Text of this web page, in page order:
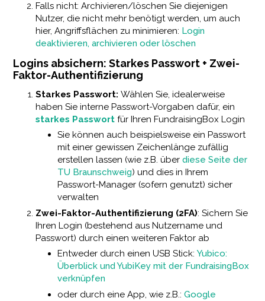
Falls nicht: Archivieren/löschen Sie diejenigen
Nutzer, die nicht mehr benötigt werden, um auch
hier, Angriffsflächen zu minimieren: Login
deaktivieren, archivieren oder löschen
Logins absichern: Starkes Passwort + Zwei-
Faktor-Authentifizierung
Starkes Passwort: Wählen Sie, idealerweise
haben Sie interne Passwort-Vorgaben dafür, ein
starkes Passwort für Ihren FundraisingBox Login
Sie können auch beispielsweise ein Passwort
mit einer gewissen Zeichenlänge zufällig
erstellen lassen (wie z.B. überdiese Seite der
TU Braunschweig) und dies in Ihrem
Passwort-Manager (sofern genutzt) sicher
verwalten
Zwei-Faktor-Authentifizierung (2FA): Sichern Sie
Ihren Login (bestehend aus Nutzername und
Passwort) durch einen weiteren Faktor ab
Entweder durch einen USB Stick:Yubico:
Überblick und YubiKey mit der FundraisingBox
verknüpfen
oder durch eine App, wie z.B.:Google